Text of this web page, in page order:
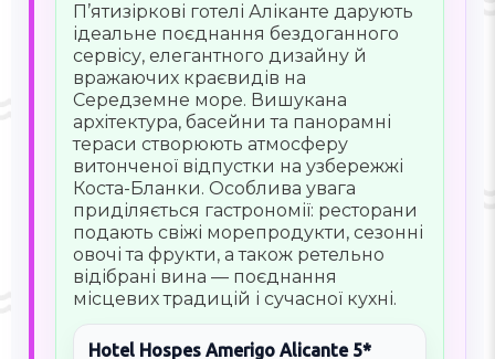
П’ятизіркові готелі Аліканте дарують
ідеальне поєднання бездоганного
сервісу, елегантного дизайну й
вражаючих краєвидів на
Середземне море. Вишукана
архітектура, басейни та панорамні
тераси створюють атмосферу
витонченої відпустки на узбережжі
Коста-Бланки. Особлива увага
приділяється гастрономії: ресторани
подають свіжі морепродукти, сезонні
овочі та фрукти, а також ретельно
відібрані вина — поєднання
місцевих традицій і сучасної кухні.
Hotel Hospes Amerigo Alicante 5*